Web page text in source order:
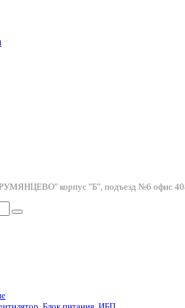
корпус "Б", подъезд №6 офис